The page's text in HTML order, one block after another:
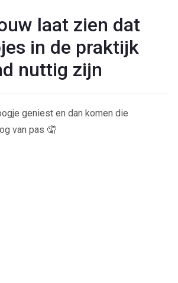
laat zien dat
in de praktijk
nuttig zijn
geniest en dan komen die
van pas 🤦